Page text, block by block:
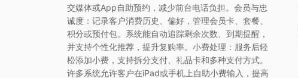
交媒体或App自助预约，减少前台电话负担。会员与忠
诚度：记录客户消费历史、偏好，管理会员卡、套餐、
积分或预付包。系统能自动追踪剩余次数、到期提醒，
并支持个性化推荐，提升复购率。小费处理：服务后轻
松添加小费，支持拆分支付、礼品卡和多种支付方式。
许多系统允许客户在iPad或手机上自助小费输入，提高